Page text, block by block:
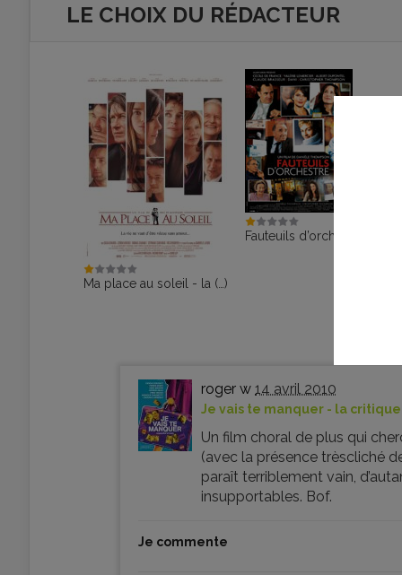
LE CHOIX DU RÉDACTEUR
Ma place au soleil - la (…)
Fauteuils d’orchestre
roger w 14 avril 2010
Je vais te manquer - la critique
Un film choral de plus qui
(avec la présence trèscliché
paraît terriblement vain,
insupportables. Bof.
Je commente